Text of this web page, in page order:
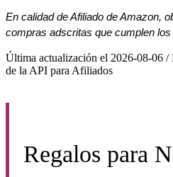
En calidad de Afiliado de Amazon,
compras adscritas que cumplen
Última actualización el 2026-08-06 /
de la API para Afiliados
Regalos para